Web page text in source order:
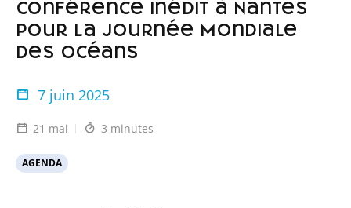
conférence inédit à Nantes
pour la Journée Mondiale
des Océans
7 juin 2025
21 mai 3 minutes
AGENDA